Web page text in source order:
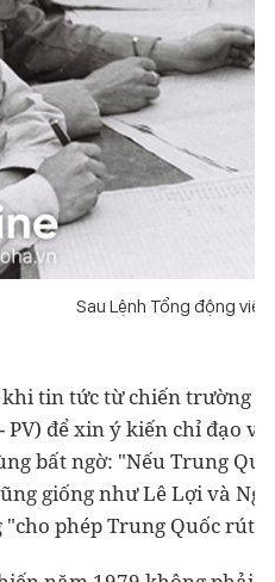
Sau Lệnh Tổng động
tin tức từ chiến trường
PV) để xin ý kiến chỉ đạo
bất ngờ: "Nếu Trung
giống như Lê Lợi và
"cho phép Trung Quốc rút